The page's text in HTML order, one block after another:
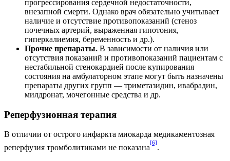
прогрессирования сердечной недостаточности,
внезапной смерти. Однако врач обязательно учитывает
наличие и отсутствие противопоказаний (стеноз
почечных артерий, выраженная гипотония,
гиперкалиемия, беременность и др.).
Прочие препараты. В зависимости от наличия или
отсутствия показаний и противопоказаний пациентам с
нестабильной стенокардией после купирования
состояния на амбулаторном этапе могут быть назначены
препараты других групп — триметазидин, ивабрадин,
милдронат, мочегонные средства и др.
Реперфузионная терапия
В отличии от острого инфаркта миокарда медикаментозная
реперфузия тромболитиками не показана
[6]
.